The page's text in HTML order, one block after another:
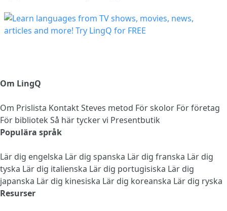
Om LingQ
Om Prislista KontaktSteves metod För skolor För företag
För bibliotek Så här tycker vi Presentbutik
Populära språk
Lär dig engelska Lär dig spanska Lär dig franska Lär dig
tyska Lär dig italienska Lär dig portugisiska Lär dig
japanska Lär dig kinesiska Lär dig koreanska Lär dig ryska
Resurser